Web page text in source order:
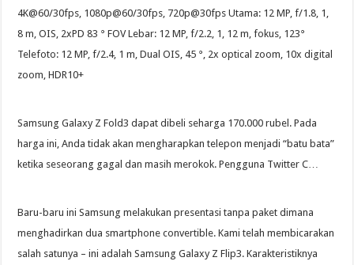
4K@60/30fps, 1080p@60/30fps, 720p@30fps Utama: 12 MP, f/1.8, 1,
8 m, OIS, 2xPD 83 ° FOV Lebar: 12 MP, f/2.2, 1, 12 m, fokus, 123°
Telefoto: 12 MP, f/2.4, 1 m, Dual OIS, 45 °, 2x optical zoom, 10x digital
zoom, HDR10+
Samsung Galaxy Z Fold3 dapat dibeli seharga 170.000 rubel. Pada
harga ini, Anda tidak akan mengharapkan telepon menjadi “batu bata”
ketika seseorang gagal dan masih merokok. Pengguna Twitter C…
Baru-baru ini Samsung melakukan presentasi tanpa paket dimana
menghadirkan dua smartphone convertible. Kami telah membicarakan
salah satunya – ini adalah Samsung Galaxy Z Flip3. Karakteristiknya